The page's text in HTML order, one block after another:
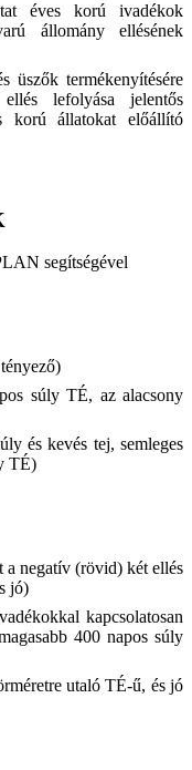
éves korú ivadékok
állomány ellésének
üszők termékenyítésére
lefolyása jelentős
korú állatokat előállító
segítségével
súly TÉ, az alacsony
és kevés tej, semleges
TÉ)
a negatív (rövid) két ellés
jó)
kapcsolatosan
400 napos súly
utaló TÉ-ű, és jó